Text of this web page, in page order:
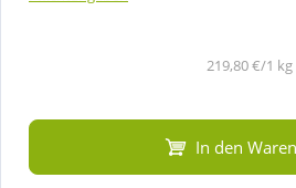
219,80 €/1
In den